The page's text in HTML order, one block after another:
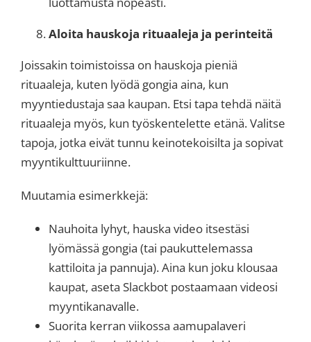
Aloita hauskoja rituaaleja ja perinteitä
Joissakin toimistoissa on hauskoja pieniä
rituaaleja, kuten lyödä gongia aina, kun
myyntiedustaja saa kaupan. Etsi tapa tehdä näitä
rituaaleja myös, kun työskentelette etänä. Valitse
tapoja, jotka eivät tunnu keinotekoisilta ja sopivat
myyntikulttuuriinne.
Muutamia esimerkkejä:
Nauhoita lyhyt, hauska video itsestäsi
lyömässä gongia (tai paukuttelemassa
kattiloita ja pannuja). Aina kun joku klousaa
kaupat, aseta Slackbot postaamaan videosi
myyntikanavalle.
Suorita kerran viikossa aamupalaveri